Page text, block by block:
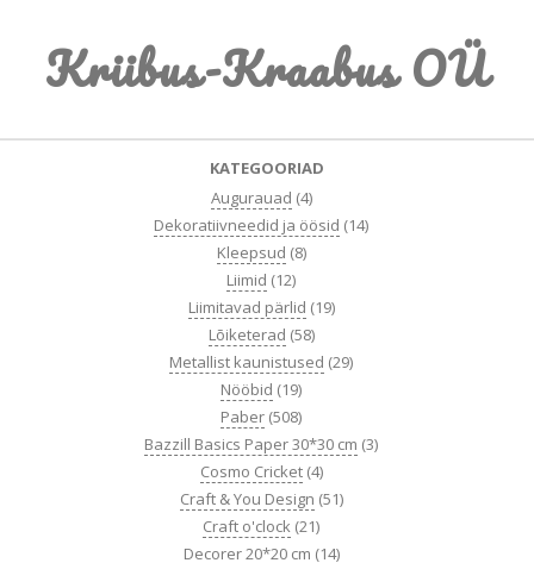
contentKriibus-Kraabus OÜ
KATEGOORIAD
Augurauad (4)
Dekoratiivneedid ja öösid (14)
Kleepsud (8)
Liimid (12)
Liimitavad pärlid (19)
Lõiketerad (58)
Metallist kaunistused (29)
Nööbid (19)
Paber (508)
Bazzill Basics Paper 30*30 cm (3)
Cosmo Cricket (4)
Craft & You Design (51)
Craft o'clock (21)
Decorer 20*20 cm (14)